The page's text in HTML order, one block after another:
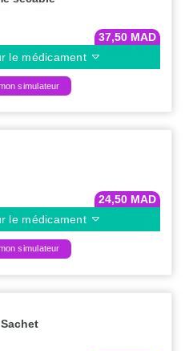
37,50 MAD
le médicament
simulateur
24,50 MAD
le médicament
simulateur